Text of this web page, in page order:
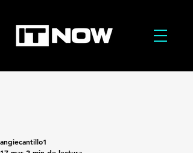
angiecantillo1